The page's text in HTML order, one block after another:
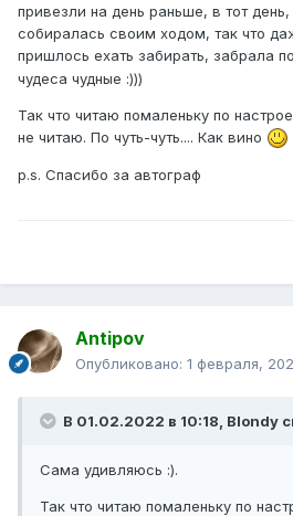
привезли на день раньше, в тот
собиралась своим ходом, так что
пришлось ехать забирать, забрала
чудеса чудные :)))
Так что читаю помаленьку по
не читаю. По чуть-чуть.... Как вино
p.s. Спасибо за автограф
Antipov
Опубликовано: 1 февраля,
В 01.02.2022 в 10:18, Blondy
Сама удивляюсь :).
Так что читаю помаленьку по